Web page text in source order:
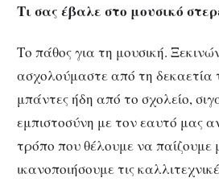
Τι σας έβαλε στο μουσικό
Το πάθος για τη μουσική.
ασχολούμαστε από τη δεκαετία
μπάντες ήδη από το σχολείο,
εμπιστοσύνη με τον εαυτό μας
τρόπο που θέλουμε να παίζουμε
ικανοποιήσουμε τις